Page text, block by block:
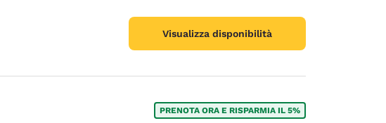
Visualizza disponibilità
PRENOTA ORA E RISPARMIA IL 5%